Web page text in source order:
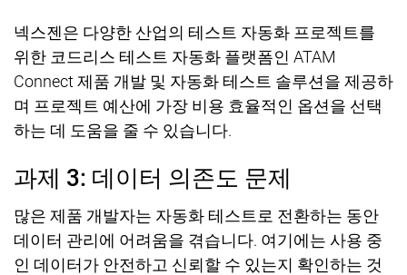
넥스젠은 다양한 산업의 테스트 자동화 프로젝트를
위한 코드리스 테스트 자동화 플랫폼인 ATAM
Connect 제품 개발 및 자동화 테스트 솔루션을 제공하
며 프로젝트 예산에 가장 비용 효율적인 옵션을 선택
하는 데 도움을 줄 수 있습니다.
과제 3: 데이터 의존도 문제
많은 제품 개발자는 자동화 테스트로 전환하는 동안
데이터 관리에 어려움을 겪습니다. 여기에는 사용 중
인 데이터가 안전하고 신뢰할 수 있는지 확인하는 것